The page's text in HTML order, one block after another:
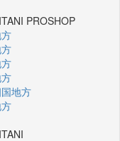
PROSHOP
地方